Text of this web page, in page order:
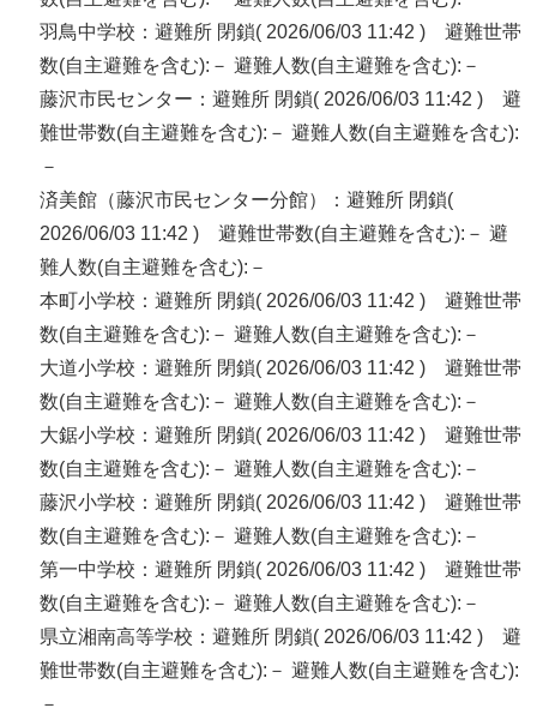
羽鳥中学校：避難所 閉鎖( 2026/06/03 11:42 ) 避難世帯
数(自主避難を含む):－ 避難人数(自主避難を含む):－
藤沢市民センター：避難所 閉鎖( 2026/06/03 11:42 ) 避
難世帯数(自主避難を含む):－ 避難人数(自主避難を含む):
－
済美館（藤沢市民センター分館）：避難所 閉鎖(
2026/06/03 11:42 ) 避難世帯数(自主避難を含む):－ 避
難人数(自主避難を含む):－
本町小学校：避難所 閉鎖( 2026/06/03 11:42 ) 避難世帯
数(自主避難を含む):－ 避難人数(自主避難を含む):－
大道小学校：避難所 閉鎖( 2026/06/03 11:42 ) 避難世帯
数(自主避難を含む):－ 避難人数(自主避難を含む):－
大鋸小学校：避難所 閉鎖( 2026/06/03 11:42 ) 避難世帯
数(自主避難を含む):－ 避難人数(自主避難を含む):－
藤沢小学校：避難所 閉鎖( 2026/06/03 11:42 ) 避難世帯
数(自主避難を含む):－ 避難人数(自主避難を含む):－
第一中学校：避難所 閉鎖( 2026/06/03 11:42 ) 避難世帯
数(自主避難を含む):－ 避難人数(自主避難を含む):－
県立湘南高等学校：避難所 閉鎖( 2026/06/03 11:42 ) 避
難世帯数(自主避難を含む):－ 避難人数(自主避難を含む):
－